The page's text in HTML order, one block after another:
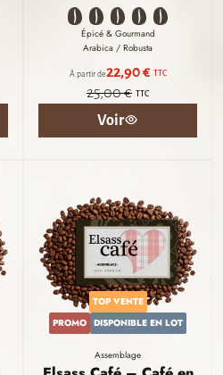
Épicé & Gourmand
Arabica / Robusta
À partir de22,90 € TTC
25,00 € TTC
Voir
PROMO DISPONIBLE EN LOT
TOP VENTE
Assemblage